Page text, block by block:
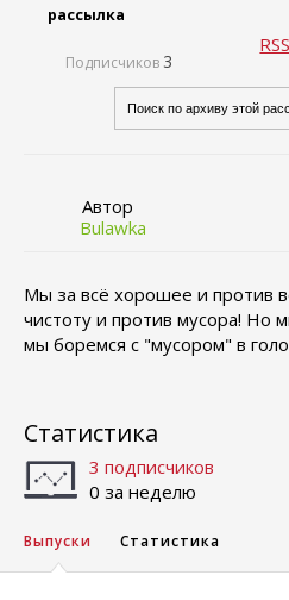
рассылка
Подписчиков 3
RSS
Автор
Bulawka
Мы за всё хорошее и против
чистоту и против мусора! Но
мы боремся с "мусором" в
Статистика
3 подписчиков
0 за неделю
Выпуски Статистика